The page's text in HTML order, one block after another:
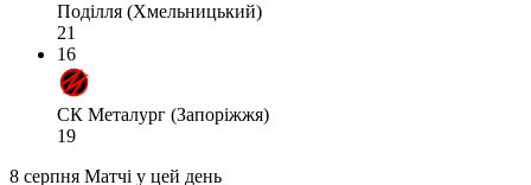
Поділля (Хмельницький)
21
16
СК Металург (Запоріжжя)
19
8 серпня Матчі у цей день